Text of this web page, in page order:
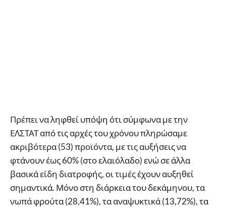
Πρέπει να ληφθεί υπόψη ότι σύμφωνα με την
ΕΛΣΤΑΤ από τις αρχές του χρόνου πληρώσαμε
ακριβότερα (53) προϊόντα, με τις αυξήσεις να
φτάνουν έως 60% (στο ελαιόλαδο) ενώ σε άλλα
βασικά είδη διατροφής, οι τιμές έχουν αυξηθεί
σημαντικά. Μόνο στη διάρκεια του δεκάμηνου, τα
νωπά φρούτα (28,41%), τα αναψυκτικά (13,72%), τα